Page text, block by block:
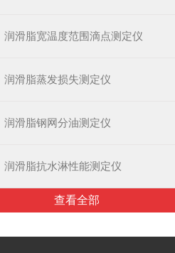
润滑脂宽温度范围滴点测定仪
润滑脂蒸发损失测定仪
润滑脂钢网分油测定仪
润滑脂抗水淋性能测定仪
查看全部